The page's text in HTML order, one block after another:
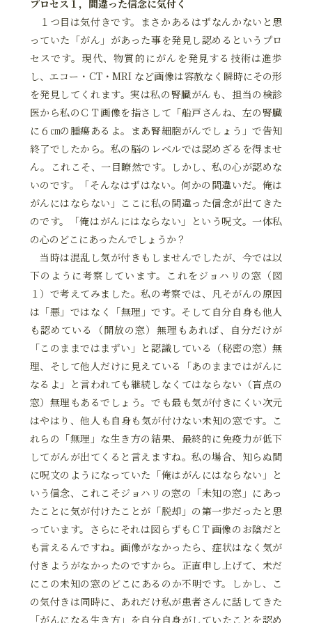
プロセス１，間違った信念に気付く
１つ目は気付きです。まさかあるはずなんかないと思
っていた「がん」があった事を発見し認めるというプロ
セスです。現代、物質的にがんを発見する技術は進歩
し、エコー・CT・MRI など画像は容赦なく瞬時にその形
を発見してくれます。実は私の腎臓がんも、担当の検診
医から私のＣＴ画像を指さして「船戸さんね、左の腎臓
に６㎝の腫瘍あるよ。まあ腎細胞がんでしょう」で告知
終了でしたから。私の脳のレベルでは認めざるを得ませ
ん。これこそ、一目瞭然です。しかし、私の心が認めな
いのです。「そんなはずはない。何かの間違いだ。俺は
がんにはならない」ここに私の間違った信念が出てきた
のです。「俺はがんにはならない」という呪文。一体私
の心のどこにあったんでしょうか？
当時は混乱し気が付きもしませんでしたが、今では以
下のように考察しています。これをジョハリの窓（図
１）で考えてみました。私の考察では、凡そがんの原因
は「悪」ではなく「無理」です。そして自分自身も他人
も認めている（開放の窓）無理もあれば、自分だけが
「このままではまずい」と認識している（秘密の窓）無
理、そして他人だけに見えている「あのままではがんに
なるよ」と言われても継続しなくてはならない（盲点の
窓）無理もあるでしょう。でも最も気が付きにくい次元
はやはり、他人も自身も気が付けない未知の窓です。こ
れらの「無理」な生き方の結果、最終的に免疫力が低下
してがんが出てくると言えますね。私の場合、知らぬ間
に呪文のようになっていた「俺はがんにはならない」と
いう信念、これこそジョハリの窓の「未知の窓」にあっ
たことに気が付けたことが「脱却」の第一歩だったと思
っています。さらにそれは図らずもＣＴ画像のお陰だと
も言えるんですね。画像がなかったら、症状はなく気が
付きようがなかったのですから。正直申し上げて、未だ
にこの未知の窓のどこにあるのか不明です。しかし、こ
の気付きは同時に、あれだけ私が患者さんに話してきた
「がんになる生き方」を自分自身がしていたことを認め